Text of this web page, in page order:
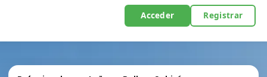
Acceder Registrar